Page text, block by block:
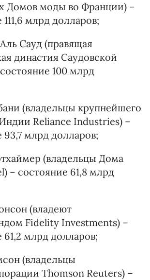
Домов моды во Франции) –
млрд долларов;
Сауд (правящая
династия Саудовской
100 млрд
(владельцы крупнейшего
Reliance Industries) –
93,7 млрд долларов;
(владельцы Дома
– состояние 61,8 млрд
(владеют
Fidelity Investments) –
61,2 млрд долларов;
(владельцы
Thomson Reuters) –